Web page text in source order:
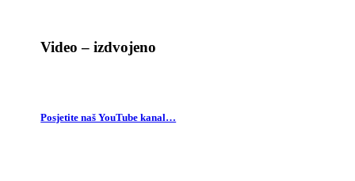
Video – izdvojeno
Posjetite naš YouTube kanal…